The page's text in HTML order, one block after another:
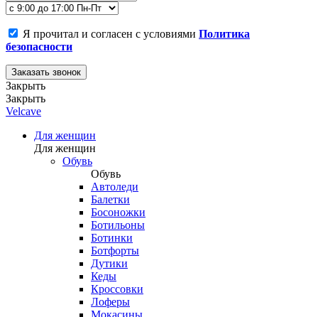
Я прочитал и согласен с условиями Политика
безопасности
Заказать звонок
Закрыть
Закрыть
Velcave
Для женщин
Для женщин
Обувь
Обувь
Автоледи
Балетки
Босоножки
Ботильоны
Ботинки
Ботфорты
Дутики
Кеды
Кроссовки
Лоферы
Мокасины